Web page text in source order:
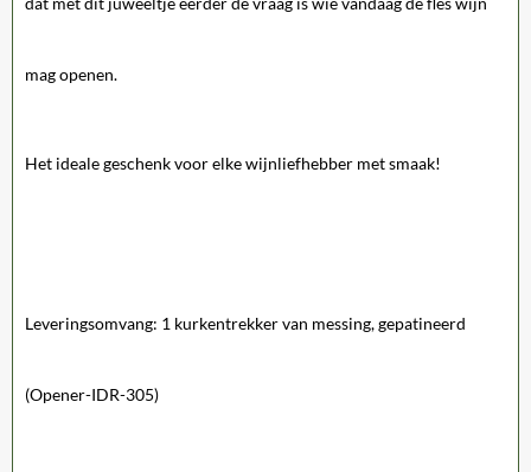
mag openen.
Het ideale geschenk voor elke wijnliefhebber met smaak!
Leveringsomvang: 1 kurkentrekker van messing, gepatineerd
(Opener-IDR-305)